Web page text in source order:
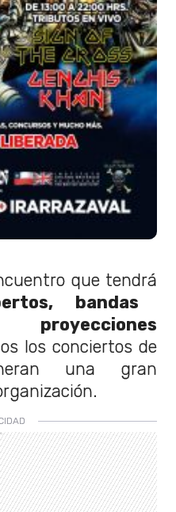
que tendrá
bandas
los conciertos de
una gran